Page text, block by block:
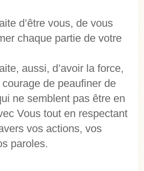
d’être vous, de vous
chaque partie de votre
aussi, d’avoir la force,
courage de peaufiner de
ne semblent pas être en
Vous tout en respectant
vos actions, vos
paroles.